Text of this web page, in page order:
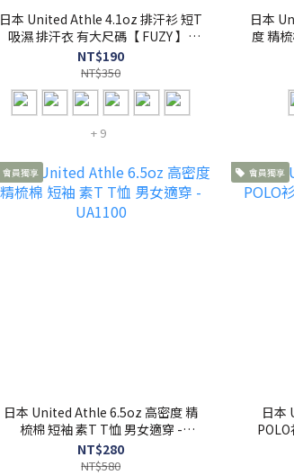
日本 United Athle 4.1oz 排汗衫 短T
吸濕 排汗衣 有大尺碼【 FUZY 】-
UA5900
NT$190
NT$350
+ 9
日本
度 精
會員獨享
日本 United Athle 6.5oz 高密度 精
梳棉 短袖 素T T恤 男女適穿 -
UA1100
NT$280
NT$580
會員獨享
日本